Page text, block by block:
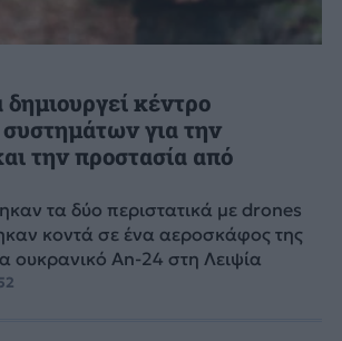
κέντρο
για την
την προστασία από
τα δύο περιστατικά με drones
κοντά σε ένα αεροσκάφος της
ουκρανικό An-24 στη Λειψία